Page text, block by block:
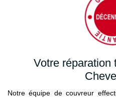
Votre réparation
Notre équipe de couvreur